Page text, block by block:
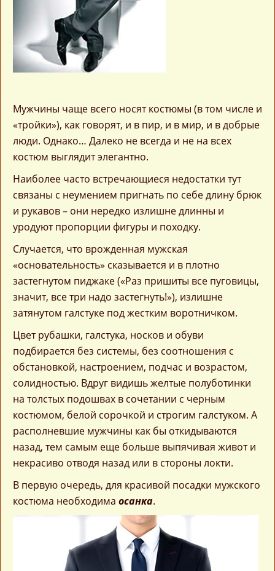
Мужчины чаще всего носят костюмы (в том числе и
«тройки»), как говорят, и в пир, и в мир, и в добрые
люди. Однако… Далеко не всегда и не на всех
костюм выглядит элегантно.
Наиболее часто встречающиеся недостатки тут
связаны с неумением пригнать по себе длину брюк
и рукавов – они нередко излишне длинны и
уродуют пропорции фигуры и походку.
Случается, что врожденная мужская
«основательность» сказывается и в плотно
застегнутом пиджаке («Раз пришиты все пуговицы,
значит, все три надо застегнуть!»), излишне
затянутом галстуке под жестким воротничком.
Цвет рубашки, галстука, носков и обуви
подбирается без системы, без соотношения с
обстановкой, настроением, подчас и возрастом,
солидностью. Вдруг видишь желтые полуботинки
на толстых подошвах в сочетании с черным
костюмом, белой сорочкой и строгим галстуком. А
располневшие мужчины как бы откидываются
назад, тем самым еще больше выпячивая живот и
некрасиво отводя назад или в стороны локти.
В первую очередь, для красивой посадки мужского
костюма необходима осанка.